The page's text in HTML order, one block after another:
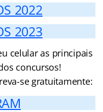
2022
2023
celular as principais
concursos!
se gratuitamente: